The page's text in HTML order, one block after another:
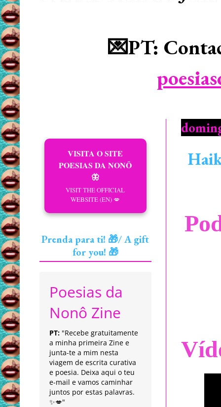
💌PT:
VISITA O SITE
POESIAS DA NONÔ
🦋
VISIT THE OFFICIAL
WEBSITE (EN) 💋
Prenda para ti! 🎁/ A gift
for you! 🎁
Poesias da
Nonô Zine
PT: "Recebe gratuitamente
a minha primeira Zine e
junta-te a mim nesta
viagem de escrita curativa
e poesia. Deixa aqui o teu
e-mail e vamos caminhar
juntos por estas palavras.
✨💋"